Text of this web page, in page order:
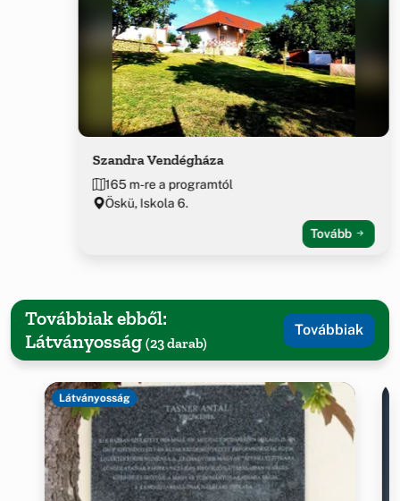
Szandra Vendégháza
165 m-re a programtól
Öskü, Iskola 6.
Tovább
Továbbiak ebből:
Látványosság (23 darab)
Továbbiak
Látványosság